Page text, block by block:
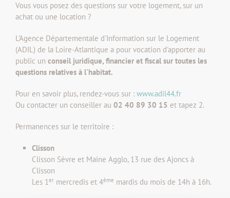
Vous vous posez des questions sur votre logement, sur un
achat ou une location ?
L'Agence Départementale d'Information sur le Logement
(ADIL) de la Loire-Atlantique a pour vocation d'apporter au
public un conseil juridique, financier et fiscal sur toutes les
questions relatives à l'habitat.
Pour en savoir plus, rendez-vous sur : www.adil44.fr
Ou contacter un conseiller au 02 40 89 30 15 et tapez 2.
Permanences sur le territoire :
Clisson
Clisson Sèvre et Maine Agglo, 13 rue des Ajoncs à
Clisson
Les 1er mercredis et 4ème mardis du mois de 14h à 16h.